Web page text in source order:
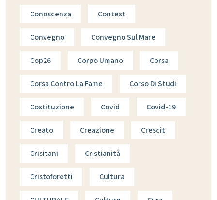
Conoscenza Contest
Convegno Convegno Sul Mare
Cop26 Corpo Umano Corsa
Corsa Contro La Fame Corso Di Studi
Costituzione Covid Covid-19
Creato Creazione Crescit
Crisitani Cristianità
Cristoforetti Cultura